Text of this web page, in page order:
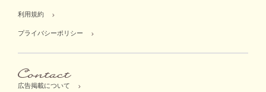
利用規約
プライバシーポリシー
広告掲載について